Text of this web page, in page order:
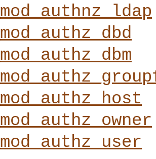
mod_authnz_ldap
mod_authz_dbd
mod_authz_dbm
mod_authz_host
mod_authz_owner
mod_authz_user